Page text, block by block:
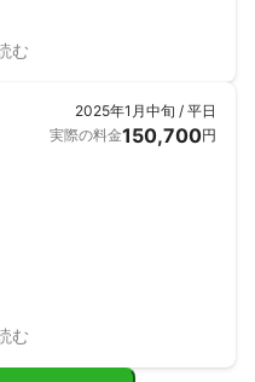
2025年1月中旬 / 平日
実際の料金150,700円